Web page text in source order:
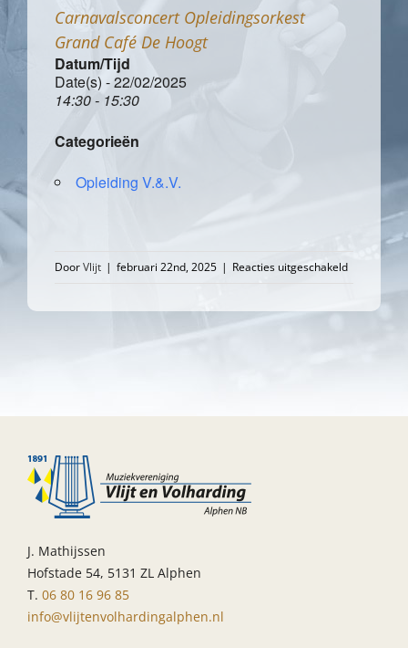
Carnavalsconcert Opleidingsorkest
Grand Café De Hoogt
Datum/Tijd
Date(s) - 22/02/2025
14:30 - 15:30
Categorieën
Opleiding V.&.V.
DoorVlijt | februari 22nd, 2025 | Reacties uitgeschakeldvoor
J. Mathijssen
Hofstade 54, 5131 ZL Alphen
T. 06 80 16 96 85
info@vlijtenvolhardingalphen.nl